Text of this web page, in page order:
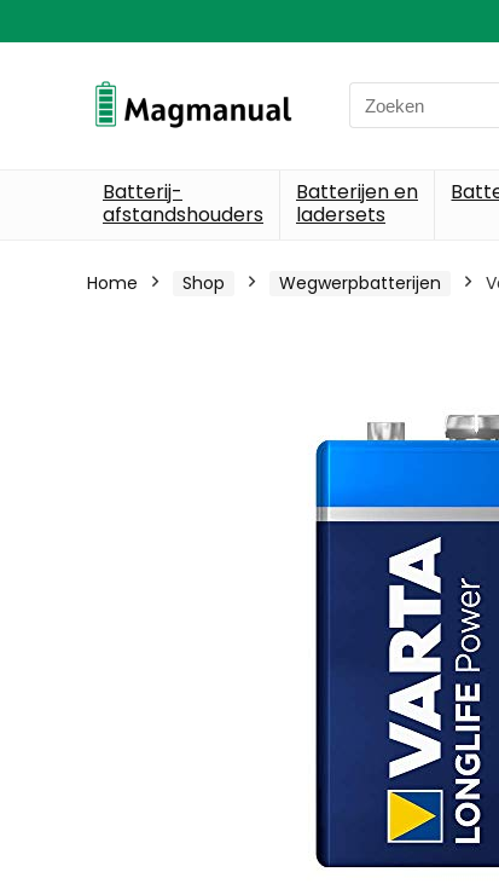
Search
for:
Batterij-
afstandshouders
Batterijen en
ladersets
Home Shop Wegwerpbatterijen